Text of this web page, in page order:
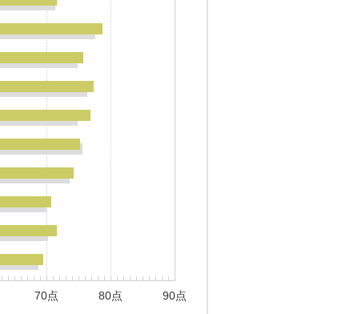
70点 80点 90点